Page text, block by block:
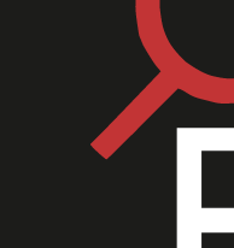
ЭЛЕКТРОННАЯ ПОЧТА